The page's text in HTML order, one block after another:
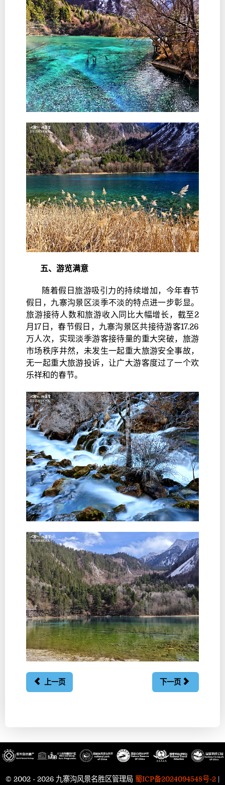
五、 游览满意
随着假日旅游吸引力的持续增加，今年春节
假日，九寨沟景区淡季不淡的特点进一步彰显。
旅游接待人数和旅游收入同比大幅增长，截至2
月17日，春节假日，九寨沟景区共接待游客17.26
万人次，实现淡季游客接待量的重大突破，旅游
市场秩序井然，未发生一起重大旅游安全事故，
无一起重大旅游投诉，让广大游客度过了一个欢
乐祥和的春节。
上一页 下一页
© 2002 - 2026 九寨沟风景名胜区管理局 蜀ICP备2024094548号-2 |